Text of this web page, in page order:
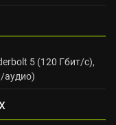
5 (120 Гбит/с),
аудио)